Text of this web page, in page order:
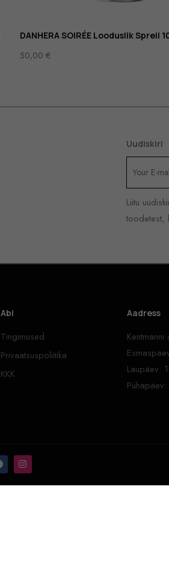
DANHERA SOIRÉE Looduslik Spreii
50,00 €
Uudiskiri
Liitu
toodetest,
Abi
Tingimused
Privaatsuspoliitika
KKK
Aadress
Laupäev: